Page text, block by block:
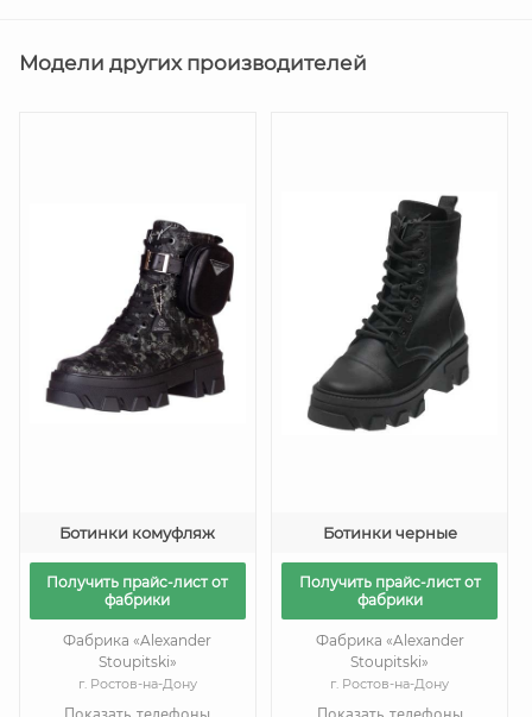
Модели других производителей
Ботинки комуфляж
Получить прайс-лист от
фабрики
Фабрика «Alexander
Stoupitski»
г. Ростов-на-Дону
Ботинки черные
Получить прайс-лист от
фабрики
Фабрика «Alexander
Stoupitski»
г. Ростов-на-Дону